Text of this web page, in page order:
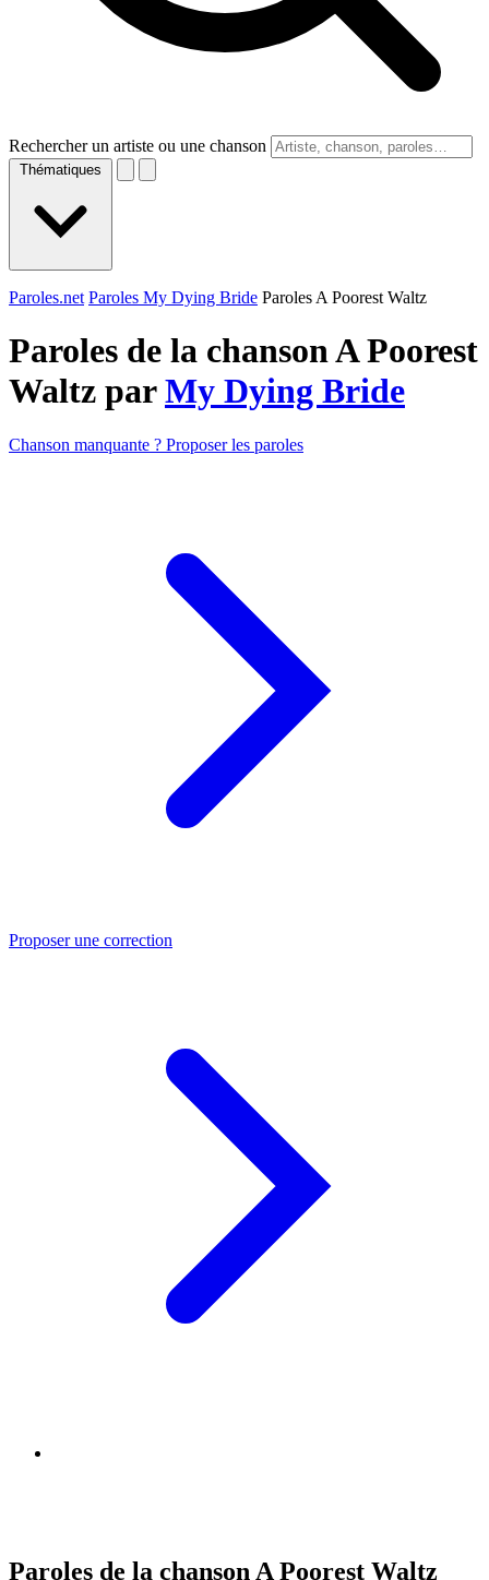
Rechercher un artiste ou une chanson
Thématiques
Paroles.net Paroles My Dying Bride Paroles A Poorest Waltz
Paroles de la chanson A Poorest
Waltz parMy Dying Bride
Chanson manquante ? Proposer les paroles
Proposer une correction
Paroles de la chanson A Poorest Waltz